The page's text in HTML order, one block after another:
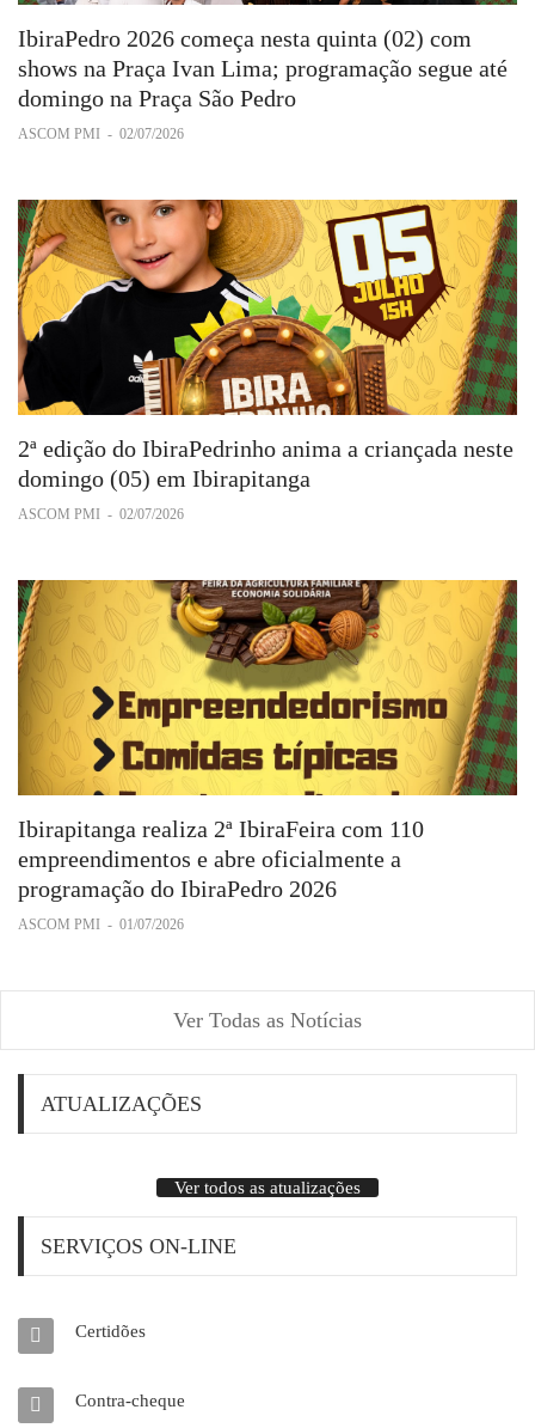
IbiraPedro 2026 começa nesta quinta (02) com
shows na Praça Ivan Lima; programação segue até
domingo na Praça São Pedro
ASCOM PMI - 02/07/2026
2ª edição do IbiraPedrinho anima a criançada neste
domingo (05) em Ibirapitanga
ASCOM PMI - 02/07/2026
Ibirapitanga realiza 2ª IbiraFeira com 110
empreendimentos e abre oficialmente a
programação do IbiraPedro 2026
ASCOM PMI - 01/07/2026
Ver Todas as Notícias
ATUALIZAÇÕES
Ver todos as atualizações
SERVIÇOS ON-LINE
Certidões
Contra-cheque